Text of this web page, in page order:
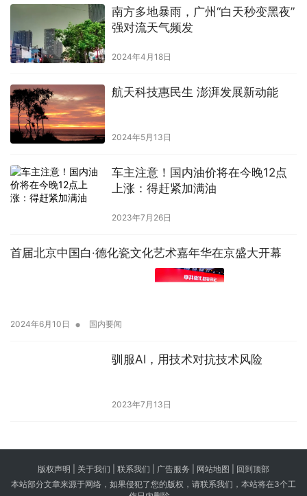
南方多地暴雨，广州“白天秒变黑夜”
强对流天气频发
2024年4月18日
航天科技惠民生 澎湃发展新动能
2024年5月13日
车主注意！国内油价将在今晚12点
上涨：得赶紧加满油
2023年7月26日
首届北京中国白·德化瓷文化艺术嘉年华在京盛大开幕
2024年6月10日 • 国内要闻
驯服AI，用技术对抗技术风险
2023年7月13日
版权声明 | 关于我们 联系我们 | 广告服务 | 网站地图 | 回到顶部
本站部分文章来源于网络，如果侵犯了您的版权，请联系我们，本站将在3个工